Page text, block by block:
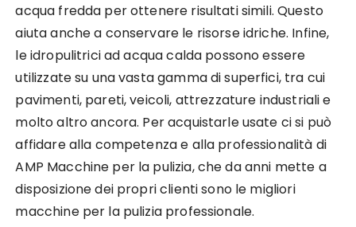
acqua fredda per ottenere risultati simili. Questo
aiuta anche a conservare le risorse idriche. Infine,
le idropulitrici ad acqua calda possono essere
utilizzate su una vasta gamma di superfici, tra cui
pavimenti, pareti, veicoli, attrezzature industriali e
molto altro ancora. Per acquistarle usate ci si può
affidare alla competenza e alla professionalità di
AMP Macchine per la pulizia, che da anni mette a
disposizione dei propri clienti sono le migliori
macchine per la pulizia professionale.